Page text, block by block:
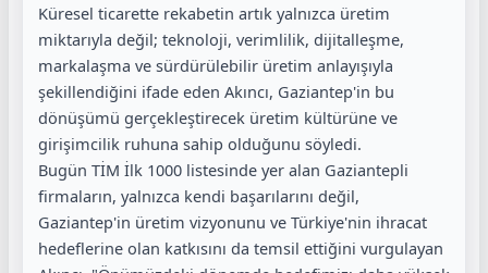
Küresel ticarette rekabetin artık yalnızca üretim
miktarıyla değil; teknoloji, verimlilik, dijitalleşme,
markalaşma ve sürdürülebilir üretim anlayışıyla
şekillendiğini ifade eden Akıncı, Gaziantep'in bu
dönüşümü gerçekleştirecek üretim kültürüne ve
girişimcilik ruhuna sahip olduğunu söyledi.
Bugün TİM İlk 1000 listesinde yer alan Gaziantepli
firmaların, yalnızca kendi başarılarını değil,
Gaziantep'in üretim vizyonunu ve Türkiye'nin ihracat
hedeflerine olan katkısını da temsil ettiğini vurgulayan